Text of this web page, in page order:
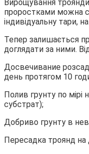
Вирощування
проростками можна
індивідуальну тари,
Тепер залишається
доглядати за ними.
Досвечивание
день протягом 10
Полив грунту по мірі
субстрат);
Добриво грунту в
Пересадка троянд на